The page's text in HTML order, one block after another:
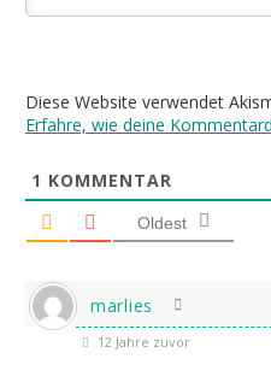
Diese Website verwendet
Erfahre, wie deine
1 KOMMENTAR
Oldest
marlies
12 Jahre zuvor